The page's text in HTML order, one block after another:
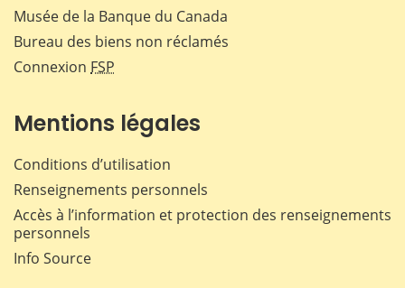
Musée de la Banque du Canada
Bureau des biens non réclamés
Connexion FSP
Mentions légales
Conditions d’utilisation
Renseignements personnels
Accès à l’information et protection des renseignements
personnels
Info Source